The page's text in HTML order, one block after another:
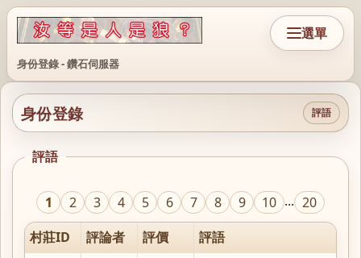
身份登錄 - 鑽石伺服器
選單
身份登錄 評語
評語
1 2 3 4 5 6 7 8 9 10 ... 20
村莊ID
評論者 評價
評語